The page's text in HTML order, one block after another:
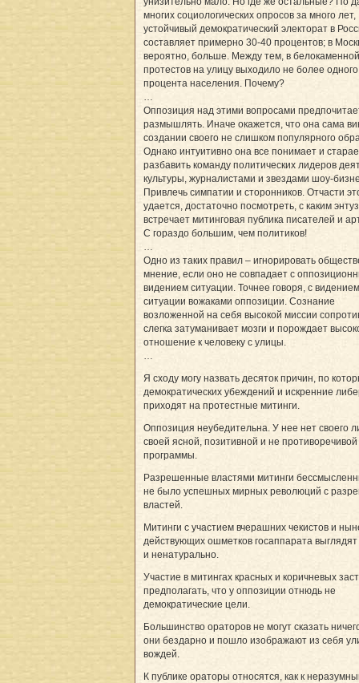
многих социологических опросов за много лет,
устойчивый демократический электорат в
составляет примерно 30-40 процентов; в
вероятно, больше. Между тем, в
протестов на улицу выходило не более одного
процента населения. Почему?
…
Оппозиция над этими вопросами
размышлять. Иначе окажется, что она сама
создании своего не слишком популярного
Однако интуитивно она все понимает и
разбавить команду политических лидеров
культуры, журналистами и звездами шоу-
Привлечь симпатии и сторонников. Отчасти
удается, достаточно посмотреть, с каким
встречает митинговая публика писателей и
С гораздо большим, чем политиков!
…
Одно из таких правил – игнорировать
мнение, если оно не совпадает с
видением ситуации. Точнее говоря, с видением
ситуации вожаками оппозиции. Сознание
возложенной на себя высокой миссии
слегка затуманивает мозги и порождает
отношение к человеку с улицы.
…
Я сходу могу назвать десяток причин, по
демократических убеждений и искренние
приходят на протестные митинги.
Оппозиция неубедительна. У нее нет своего
своей ясной, позитивной и не противоречивой
программы.
Разрешенные властями митинги
не было успешных мирных революций с
властей.
Митинги с участием вчерашних чекистов и
действующих ошметков госаппарата
и ненатурально.
Участие в митингах красных и корич­невых
предполагать, что у оппозиции отнюдь не
демократические цели.
Большинство ораторов не могут сказать
они бездарно и пошло изображают из себя
вождей.
К публике ораторы относятся, как к